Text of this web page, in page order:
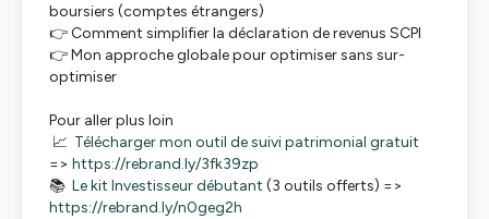
boursiers (comptes étrangers)
👉 Comment simplifier la déclaration de revenus SCPI
👉 Mon approche globale pour optimiser sans sur-
optimiser
Pour aller plus loin
📈 Télécharger mon outil de suivi patrimonial gratuit
=> https://rebrand.ly/3fk39zp
📚 Le kit Investisseur débutant (3 outils offerts) =>
https://rebrand.ly/n0geg2h